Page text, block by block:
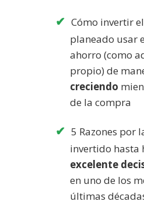
Cómo invertir
planeado usar
ahorro (como
propio) de
creciendo
de la compra
5 Razones por
invertido hasta
excelente
en uno de los
últimas